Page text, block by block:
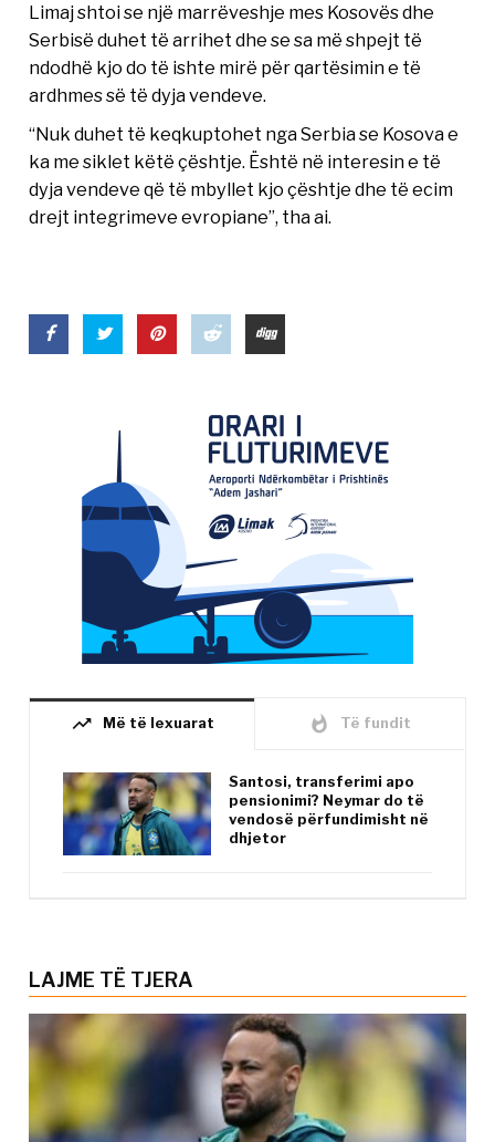
Limaj shtoi se një marrëveshje mes Kosovës dhe
Serbisë duhet të arrihet dhe se sa më shpejt të
ndodhë kjo do të ishte mirë për qartësimin e të
ardhmes së të dyja vendeve.
“Nuk duhet të keqkuptohet nga Serbia se Kosova e
ka me siklet këtë çështje. Është në interesin e të
dyja vendeve që të mbyllet kjo çështje dhe të ecim
drejt integrimeve evropiane”, tha ai.
trending_up Më të lexuarat whatshot Të fundit
Santosi, transferimi apo
pensionimi? Neymar do të
vendosë përfundimisht në
dhjetor
LAJME TË TJERA